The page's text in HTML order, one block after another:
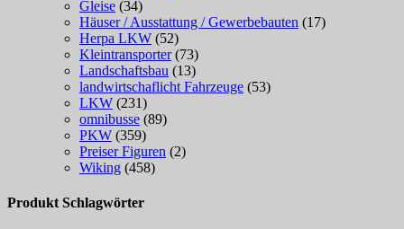
Gleise (34)
Häuser / Ausstattung / Gewerbebauten (17)
Herpa LKW (52)
Kleintransporter (73)
Landschaftsbau (13)
landwirtschaflicht Fahrzeuge (53)
LKW (231)
omnibusse (89)
PKW (359)
Preiser Figuren (2)
Wiking (458)
Produkt Schlagwörter